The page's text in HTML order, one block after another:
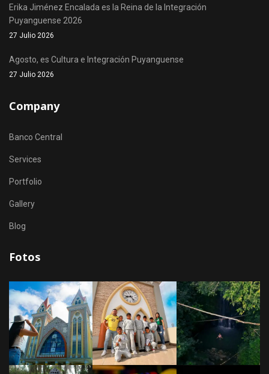
Erika Jiménez Encalada es la Reina de la Integración
Puyanguense 2026
27 Julio 2026
Agosto, es Cultura e Integración Puyanguense
27 Julio 2026
Company
Banco Central
Services
Portfolio
Gallery
Blog
Fotos